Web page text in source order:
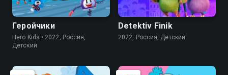
Геройчики
Hero Kids • 2022, Россия,
Детский
Detektiv Finik
2022, Россия, Детский